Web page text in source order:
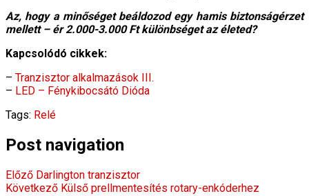
Az, hogy a minőséget beáldozod egy hamis biztonságérzet
mellett – ér 2.000-3.000 Ft különbséget az életed?
Kapcsolódó cikkek:
– Tranzisztor alkalmazások III.
– LED – Fénykibocsátó Dióda
Tags: Relé
Post navigation
Előző Darlington tranzisztor
Következő Külső prellmentesítés rotary-enkóderhez